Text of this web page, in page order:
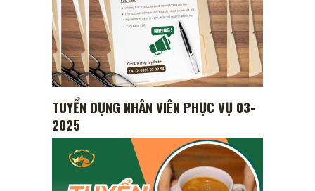
TUYỂN DỤNG NHÂN VIÊN PHỤC VỤ 03-
2025